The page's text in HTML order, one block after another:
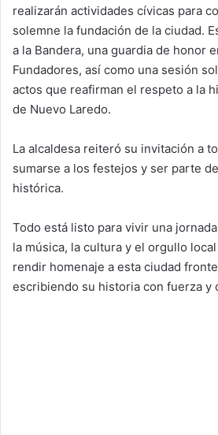
realizarán actividades cívicas para
solemne la fundación de la ciudad.
a la Bandera, una guardia de honor
Fundadores, así como una sesión
actos que reafirman el respeto a la
de Nuevo Laredo.
La alcaldesa reiteró su invitación a
sumarse a los festejos y ser parte
histórica.
Todo está listo para vivir una
la música, la cultura y el orgullo
rendir homenaje a esta ciudad
escribiendo su historia con fuerza y